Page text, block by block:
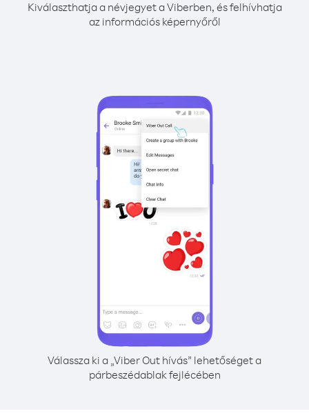
Kiválaszthatja a névjegyet a Viberben, és felhívhatja
az információs képernyőről
Válassza ki a „Viber Out hívás” lehetőséget a
párbeszédablak fejlécében